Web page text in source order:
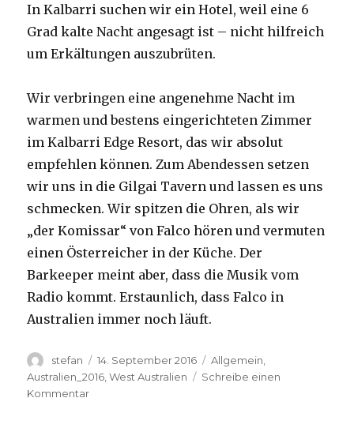
In Kalbarri suchen wir ein Hotel, weil eine 6
Grad kalte Nacht angesagt ist – nicht hilfreich
um Erkältungen auszubrüten.
Wir verbringen eine angenehme Nacht im
warmen und bestens eingerichteten Zimmer
im Kalbarri Edge Resort, das wir absolut
empfehlen können. Zum Abendessen setzen
wir uns in die Gilgai Tavern und lassen es uns
schmecken. Wir spitzen die Ohren, als wir
„der Komissar“ von Falco hören und vermuten
einen Österreicher in der Küche. Der
Barkeeper meint aber, dass die Musik vom
Radio kommt. Erstaunlich, dass Falco in
Australien immer noch läuft.
Autor
stefan
Veröffentlicht
am
14. September 2016 Kategorien
Allgemein
Australien_2016 ,West Australien
Schreibe einen
Kommentarzu